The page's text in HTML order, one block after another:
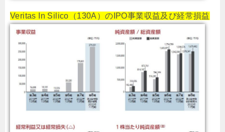
Veritas In Silico（130A）のIPO事業収益及び経常損益